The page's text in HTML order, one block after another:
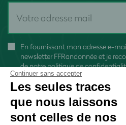
En fournissant mon adresse e-
newsletter FFRandonnée et je
denotre politique de
Continuer sans accepter
Les seules traces
que nous laissons
sont celles de nos